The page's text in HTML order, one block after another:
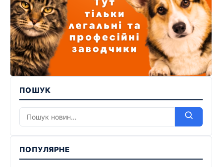
ПОШУК
ПОПУЛЯРНЕ